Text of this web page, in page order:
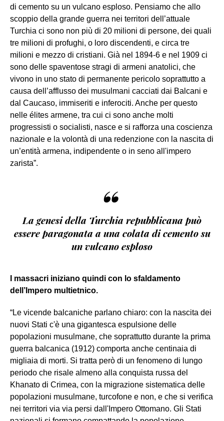
di cemento su un vulcano esploso. Pensiamo che allo
scoppio della grande guerra nei territori dell’attuale
Turchia ci sono non più di 20 milioni di persone, dei quali
tre milioni di profughi, o loro discendenti, e circa tre
milioni e mezzo di cristiani. Già nel 1894-6 e nel 1909 ci
sono delle spaventose stragi di armeni anatolici, che
vivono in uno stato di permanente pericolo soprattutto a
causa dell’afflusso dei musulmani cacciati dai Balcani e
dal Caucaso, immiseriti e inferociti. Anche per questo
nelle élites armene, tra cui ci sono anche molti
progressisti o socialisti, nasce e si rafforza una coscienza
nazionale e la volontà di una redenzione con la nascita di
un’entità armena, indipendente o in seno all'impero
zarista”.
“
La genesi della Turchia repubblicana può
essere paragonata a una colata di cemento su
un vulcano esploso
I massacri iniziano quindi con lo sfaldamento
dell’Impero multietnico.
“Le vicende balcaniche parlano chiaro: con la nascita dei
nuovi Stati c'è una gigantesca espulsione delle
popolazioni musulmane, che soprattutto durante la prima
guerra balcanica (1912) comporta anche centinaia di
migliaia di morti. Si tratta però di un fenomeno di lungo
periodo che risale almeno alla conquista russa del
Khanato di Crimea, con la migrazione sistematica delle
popolazioni musulmane, turcofone e non, e che si verifica
nei territori via via persi dall'Impero Ottomano. Gli Stati